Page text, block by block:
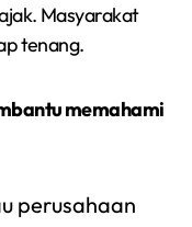
Masyarakat
tenang.
memahami
perusahaan